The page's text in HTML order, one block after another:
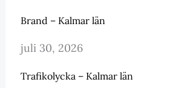
Brand – Kalmar län
juli 30, 2026
Trafikolycka – Kalmar län